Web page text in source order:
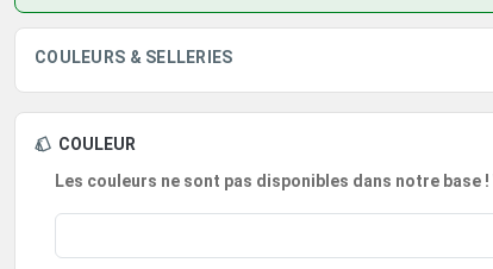
COULEURS & SELLERIES
COULEUR
Les couleurs ne sont pas disponibles dans notre base